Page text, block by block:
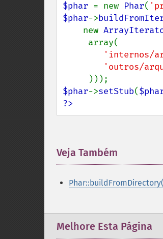
$phar = new Phar(
$phar->
    new
'internos/
'outros/
$phar->setStub(
?>
Veja Também
Melhore Esta Página